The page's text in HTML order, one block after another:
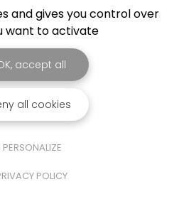
and gives you control over
want to activate
accept all
all cookies
PERSONALIZE
POLICY